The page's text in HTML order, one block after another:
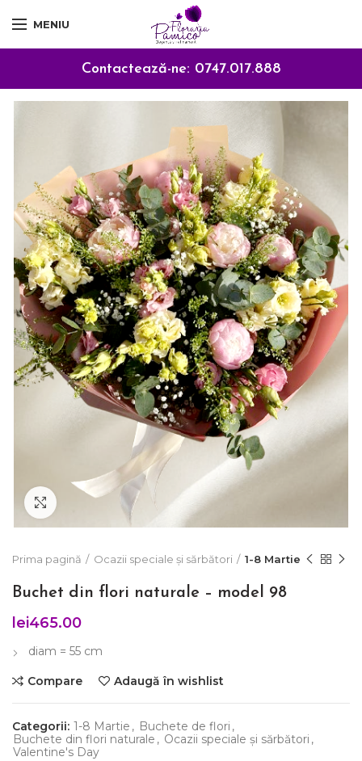
MENIU
Contactează-ne: 0747.017.888
Click to enlarge
Prima pagină Ocazii speciale și sărbători 1-8 Martie
Buchet din flori naturale – model 98
lei465.00
diam = 55 cm
Compare Adaugă în wishlist
Categorii: 1-8 Martie , Buchete de flori ,
Buchete din flori naturale , Ocazii speciale și sărbători ,
Valentine's Day